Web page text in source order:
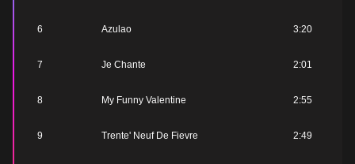
6 Azulao 3:20
7 Je Chante 2:01
8 My Funny Valentine 2:55
9 Trente' Neuf De Fievre 2:49